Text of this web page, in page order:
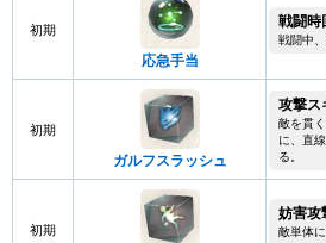
初期
応急手当
戦闘時
戦闘中
初期
ガルフスラッシュ
攻撃ス
敵を貫
に、直
る。
初期
妨害攻
敵単体